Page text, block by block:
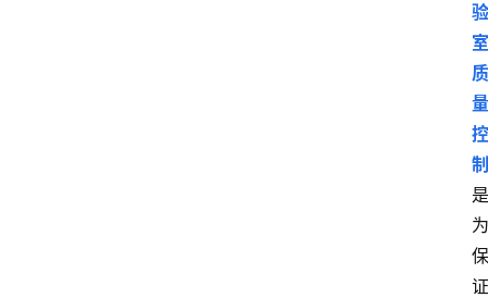
验
室
质
量
控
制
是
为
保
证